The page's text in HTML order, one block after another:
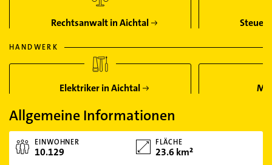
Rechtsanwalt in Aichtal
HANDWERK
Elektriker in Aichtal
Allgemeine Informationen
EINWOHNER
10.129
FLÄCHE
23.6 km²